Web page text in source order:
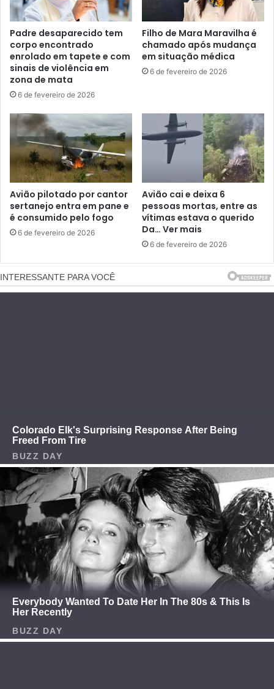
Padre desaparecido tem
corpo encontrado
enrolado em tapete e com
sinais de violência em
zona de mata
6 de fevereiro de 2026
Filho de Mara Maravilha é
chamado após mudança
em situação médica
6 de fevereiro de 2026
Avião pilotado por cantor
sertanejo entra em pane e
é consumido pelo fogo
6 de fevereiro de 2026
Avião cai e deixa 6
pessoas mortas, entre as
vítimas estava o querido
Da… Ver mais
6 de fevereiro de 2026